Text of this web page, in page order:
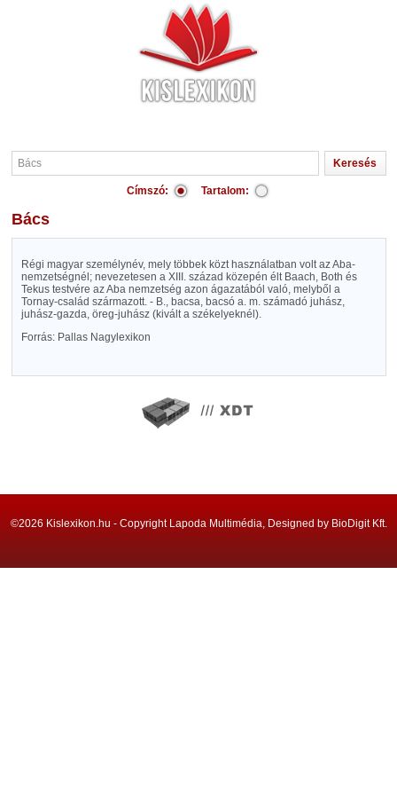
Címszó: Tartalom:
Bács
Régi magyar személynév, mely többek közt használatban volt az Aba-
nemzetségnél; nevezetesen a XIII. század közepén élt Baach, Both és
Tekus testvére az Aba nemzetség azon ágazatából való, melyből a
Tornay-család származott. - B., bacsa, bacsó a. m. számadó juhász,
juhász-gazda, öreg-juhász (kivált a székelyeknél).
Forrás: Pallas Nagylexikon
©2026 Kislexikon.hu - Copyright Lapoda Multimédia, Designed by BioDigit Kft.